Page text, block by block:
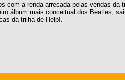
com a renda arrecada pelas vendas
álbum mais conceitual dos Beatles,
da trilha de Help!.